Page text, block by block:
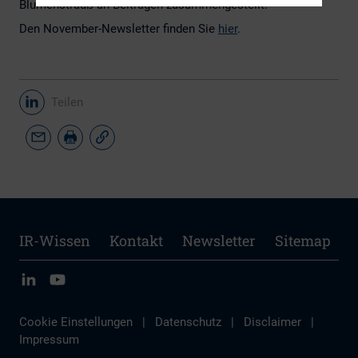
Blumenstrauß an Beiträgen zusammengestellt.
Den November-Newsletter finden Sie hier.
Teilen
IR-Wissen Kontakt Newsletter Sitemap
Cookie Einstellungen | Datenschutz | Disclaimer
|
Impressum